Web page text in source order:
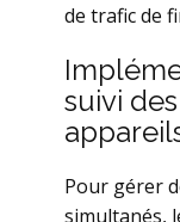
de trafic de
suivi
Pour gérer
simultanés,